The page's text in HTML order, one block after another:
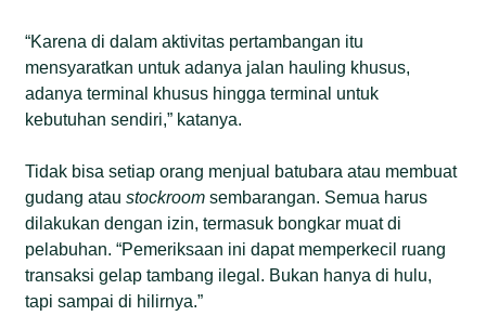
“Karena di dalam aktivitas pertambangan itu
mensyaratkan untuk adanya jalan hauling khusus,
adanya terminal khusus hingga terminal untuk
kebutuhan sendiri,” katanya.
Tidak bisa setiap orang menjual batubara atau membuat
gudang ataustockroom sembarangan. Semua harus
dilakukan dengan izin, termasuk bongkar muat di
pelabuhan. “Pemeriksaan ini dapat memperkecil ruang
transaksi gelap tambang ilegal. Bukan hanya di hulu,
tapi sampai di hilirnya.”